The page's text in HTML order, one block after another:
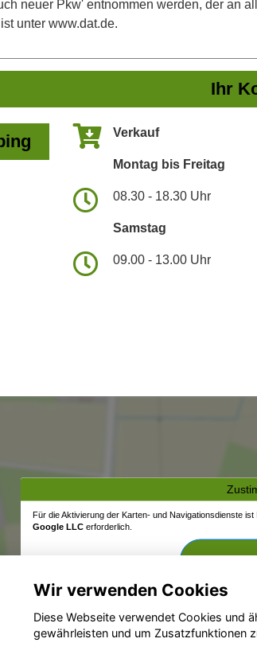
neuer Pkw' entnommen werden, der an
unter www.dat.de.
Ihr
Verkauf
Montag bis Freitag
08.30 - 18.30 Uhr
Samstag
09.00 - 13.00 Uhr
Für die Aktivierung der Karten- und Navigationsdienste
Google LLC erforderlich.
Wir verwenden Cookies
Diese Webseite verwendet Cookies und
gewährleisten und um Zusatzfunktionen